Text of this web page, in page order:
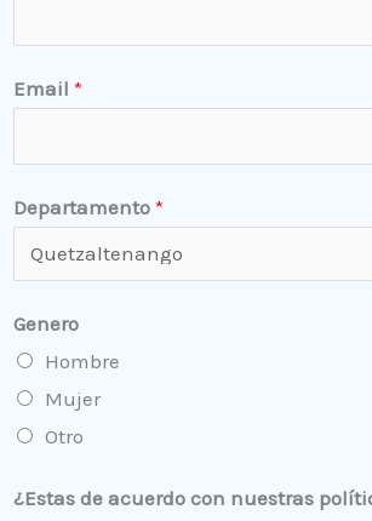
d
e
o
Email *
Departamento *
Genero
Hombre
Mujer
Otro
¿Estas de acuerdo con nuestras